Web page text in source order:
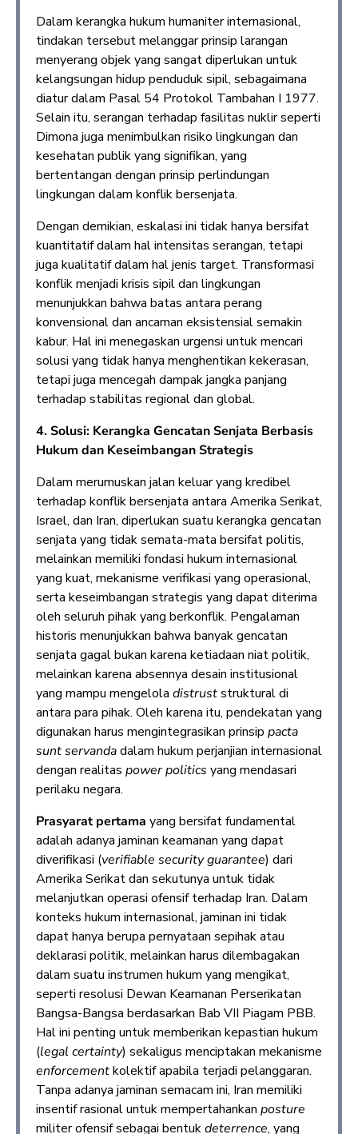
Dalam kerangka hukum humaniter internasional,
tindakan tersebut melanggar prinsip larangan
menyerang objek yang sangat diperlukan untuk
kelangsungan hidup penduduk sipil, sebagaimana
diatur dalam Pasal 54 Protokol Tambahan I 1977.
Selain itu, serangan terhadap fasilitas nuklir seperti
Dimona juga menimbulkan risiko lingkungan dan
kesehatan publik yang signifikan, yang
bertentangan dengan prinsip perlindungan
lingkungan dalam konflik bersenjata.
Dengan demikian, eskalasi ini tidak hanya bersifat
kuantitatif dalam hal intensitas serangan, tetapi
juga kualitatif dalam hal jenis target. Transformasi
konflik menjadi krisis sipil dan lingkungan
menunjukkan bahwa batas antara perang
konvensional dan ancaman eksistensial semakin
kabur. Hal ini menegaskan urgensi untuk mencari
solusi yang tidak hanya menghentikan kekerasan,
tetapi juga mencegah dampak jangka panjang
terhadap stabilitas regional dan global.
4. Solusi: Kerangka Gencatan Senjata Berbasis
Hukum dan Keseimbangan Strategis
Dalam merumuskan jalan keluar yang kredibel
terhadap konflik bersenjata antara Amerika Serikat,
Israel, dan Iran, diperlukan suatu kerangka gencatan
senjata yang tidak semata-mata bersifat politis,
melainkan memiliki fondasi hukum internasional
yang kuat, mekanisme verifikasi yang operasional,
serta keseimbangan strategis yang dapat diterima
oleh seluruh pihak yang berkonflik. Pengalaman
historis menunjukkan bahwa banyak gencatan
senjata gagal bukan karena ketiadaan niat politik,
melainkan karena absennya desain institusional
yang mampu mengelola distruststruktural di
antara para pihak. Oleh karena itu, pendekatan yang
digunakan harus mengintegrasikan prinsip pacta
sunt servandadalam hukum perjanjian internasional
dengan realitas power politics yang mendasari
perilaku negara.
Prasyarat pertama yang bersifat fundamental
adalah adanya jaminan keamanan yang dapat
diverifikasi (verifiable security guarantee) dari
Amerika Serikat dan sekutunya untuk tidak
melanjutkan operasi ofensif terhadap Iran. Dalam
konteks hukum internasional, jaminan ini tidak
dapat hanya berupa pernyataan sepihak atau
deklarasi politik, melainkan harus dilembagakan
dalam suatu instrumen hukum yang mengikat,
seperti resolusi Dewan Keamanan Perserikatan
Bangsa-Bangsa berdasarkan Bab VII Piagam PBB.
Hal ini penting untuk memberikan kepastian hukum
(legal certainty) sekaligus menciptakan mekanisme
enforcementkolektif apabila terjadi pelanggaran.
Tanpa adanya jaminan semacam ini, Iran memiliki
insentif rasional untuk mempertahankan posture
militer ofensif sebagai bentukdeterrence, yang